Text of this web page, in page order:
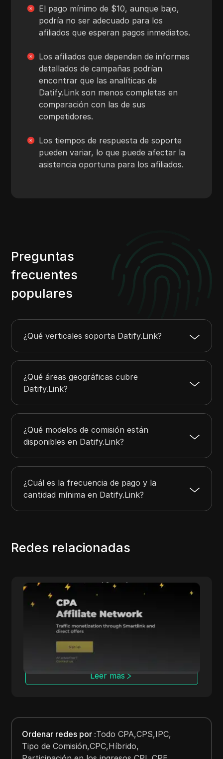
El pago mínimo de $10, aunque bajo,
podría no ser adecuado para los
afiliados que esperan pagos inmediatos.
Los afiliados que dependen de informes
detallados de campañas podrían
encontrar que las analíticas de
Datify.Link son menos completas en
comparación con las de sus
competidores.
Los tiempos de respuesta de soporte
pueden variar, lo que puede afectar la
asistencia oportuna para los afiliados.
Preguntas
frecuentes
populares
¿Qué verticales soporta Datify.Link?
¿Qué áreas geográficas cubre
Datify.Link?
¿Qué modelos de comisión están
disponibles en Datify.Link?
¿Cuál es la frecuencia de pago y la
cantidad mínima en Datify.Link?
Redes relacionadas
los afiliados pagos
campañas de
Adsterra conecta
varios modelos de costo y
avanzadas de seguimiento.
Leer más
Ordenar redes por:Todo CPA,CPS,IPC,
Tipo de Comisión,CPC,Híbrido,